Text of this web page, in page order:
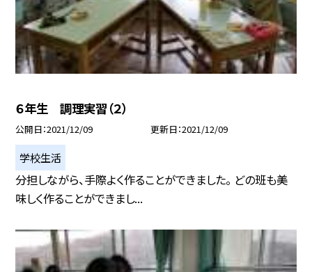
６年生 調理実習（２）
公開日 2021/12/09 更新日 2021/12/09
学校生活
分担しながら、手際よく作ることができました。 どの班も美
味しく作ることができまし...